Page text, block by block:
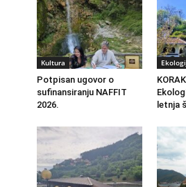
Kultura
Potpisan ugovor o
sufinansiranju NAFFIT
2026.
letnja